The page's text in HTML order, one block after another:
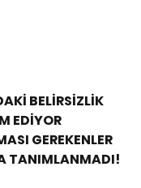
BELİRSİZLİK
EDİYOR
GEREKENLER
TANIMLANMADI!